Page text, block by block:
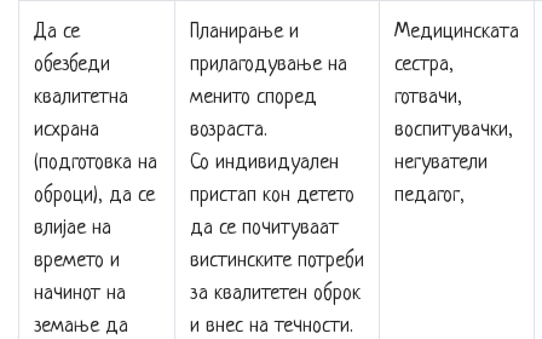
Да се
обезбеди
квалитетна
исхрана
(подготовка на
оброци), да се
влијае на
времето и
начинот на
земање да
Планирање и
прилагодување на
менито според
возраста.
Со индивидуален
пристап кон детето
да се почитуваат
вистинските потреби
за квалитетен оброк
и внес на течности.
Медицинската
сестра,
готвачи,
воспитувачки,
негуватели
педагог,